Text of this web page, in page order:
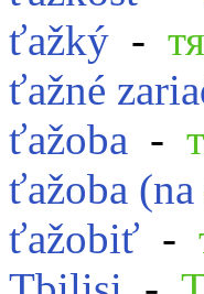
ťažký -
ťažné
ťažoba -
ťažoba
ťažobiť -